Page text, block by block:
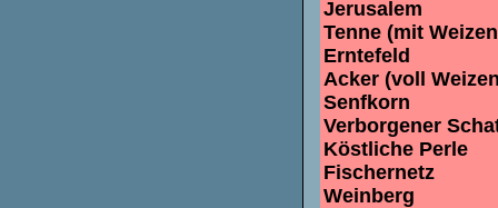
Jerusalem
Tenne (mit
Erntefeld
Acker (voll
Senfkorn
Verborgener
Köstliche Perle
Fischernetz
Weinberg